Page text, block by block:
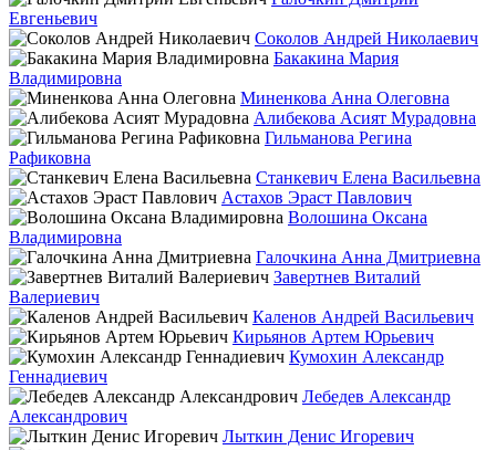
Евгеньевич
Соколов Андрей Николаевич
Бакакина Мария
Владимировна
Миненкова Анна Олеговна
Алибекова Асият Мурадовна
Гильманова Регина
Рафиковна
Станкевич Елена Васильевна
Астахов Эраст Павлович
Волошина Оксана
Владимировна
Галочкина Анна Дмитриевна
Завертнев Виталий
Валериевич
Каленов Андрей Васильевич
Кирьянов Артем Юрьевич
Кумохин Александр
Геннадиевич
Лебедев Александр
Александрович
Лыткин Денис Игоревич